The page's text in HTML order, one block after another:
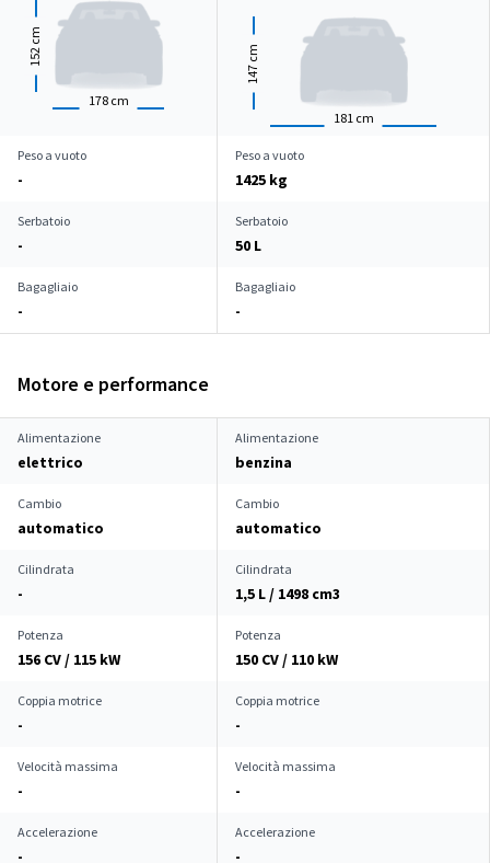
178 cm
152
cm
181 cm
147
cm
Peso a vuoto
-
Peso a vuoto
1425 kg
Serbatoio
-
Serbatoio
50 L
Bagagliaio
-
Bagagliaio
-
Motore e performance
Alimentazione
elettrico
Alimentazione
benzina
Cambio
automatico
Cambio
automatico
Cilindrata
-
Cilindrata
1,5 L / 1498 cm3
Potenza
156 CV / 115 kW
Potenza
150 CV / 110 kW
Coppia motrice
-
Coppia motrice
-
Velocità massima
-
Velocità massima
-
Accelerazione
-
Accelerazione
-